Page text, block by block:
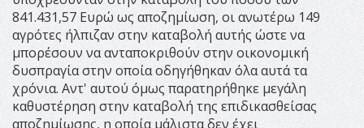
841.431,57 Ευρώ ως αποζημίωση, οι ανωτέρω 149
αγρότες ήλπιζαν στην καταβολή αυτής ώστε να
μπορέσουν να ανταποκριθούν στην οικονομική
δυσπραγία στην οποία οδηγήθηκαν όλα αυτά τα
χρόνια. Αντ' αυτού όμως παρατηρήθηκε μεγάλη
καθυστέρηση στην καταβολή της επιδικασθείσας
αποζημίωσης, η οποία μάλιστα δεν έχει